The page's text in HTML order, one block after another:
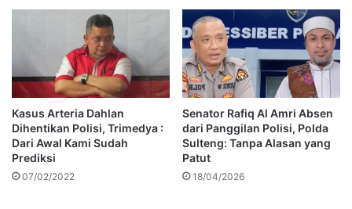
Kasus Arteria Dahlan
Dihentikan Polisi, Trimedya :
Dari Awal Kami Sudah
Prediksi
07/02/2022
Senator Rafiq Al Amri Absen
dari Panggilan Polisi, Polda
Sulteng: Tanpa Alasan yang
Patut
18/04/2026